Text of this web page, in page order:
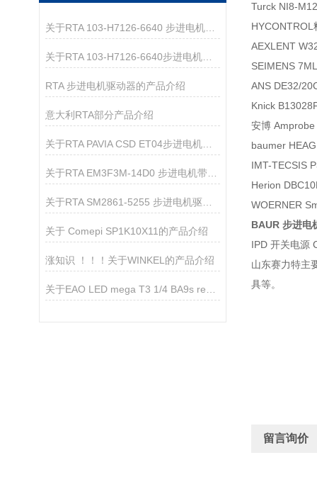
关于RTA 103-H7126-6640 步进电机的产品介绍
关于RTA 103-H7126-6640步进电机的产品介绍
RTA 步进电机驱动器的产品介绍
​意大利RTA部分产品介绍
关于RTA PAVIA CSD ET04步进电机驱动器的产品介绍
关于RTA SM2861-5255 步进电机驱动器的产品介绍
关于 Comepi SP1K10X11的产品介绍
涨知识 ！！！关于WINKEL的产品介绍
Turck NI8-
AEXLENT
SEIMENS
ANS DE32/
Knick
安博
baumer
IMT-TECSIS
Herion
WOERNER
BAUR 步进电
IPD 开关电源
山东赛力特主
具等。
留言询价